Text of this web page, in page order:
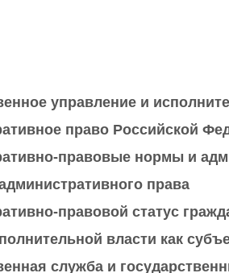
управление и
право Российской
правовые нормы и
права
правовой статус
власти как
служба и